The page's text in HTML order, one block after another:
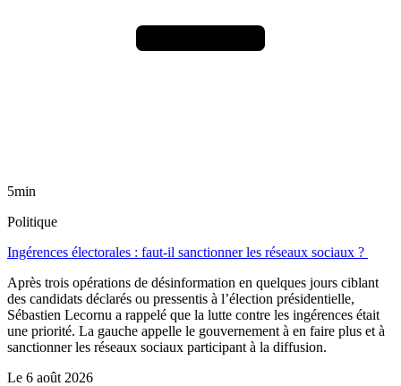
5min
Politique
Ingérences électorales : faut-il sanctionner les réseaux sociaux ?
Après trois opérations de désinformation en quelques jours ciblant
des candidats déclarés ou pressentis à l’élection présidentielle,
Sébastien Lecornu a rappelé que la lutte contre les ingérences était
une priorité. La gauche appelle le gouvernement à en faire plus et à
sanctionner les réseaux sociaux participant à la diffusion.
Le 6 août 2026